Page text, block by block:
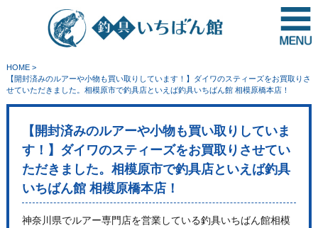
HOME>
【開封済みのルアーや小物も買い取りしています！】ダイワのスティーズをお買取りさ
せていただきました。相模原市で釣具店といえば釣具いちばん館 相模原橋本店！
【開封済みのルアーや小物も買い取りしていま
す！】ダイワのスティーズをお買取りさせてい
ただきました。相模原市で釣具店といえば釣具
いちばん館 相模原橋本店！
神奈川県でルアー専門店を営業している釣具いちばん館相模